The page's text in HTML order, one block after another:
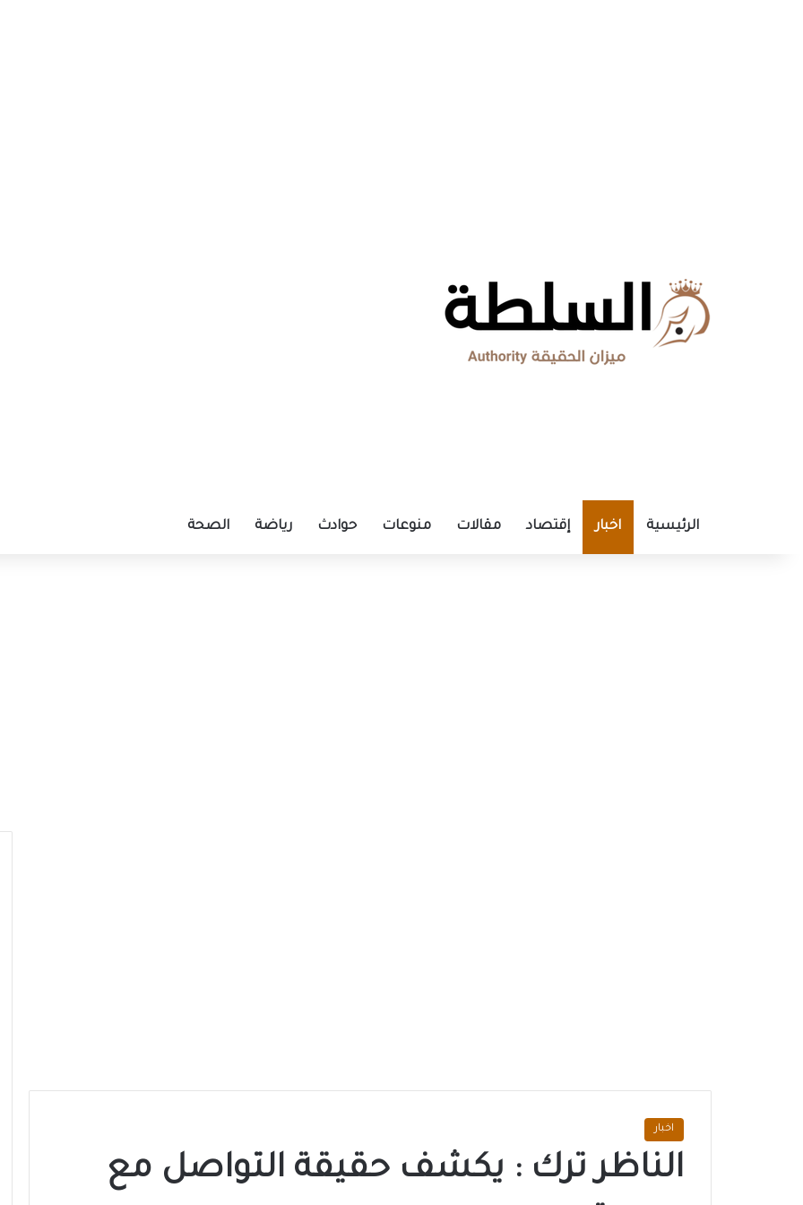
الرئيسية اخبار إقتصاد مقالات منوعات حوادث رياضة الصحة
اخبار
الناظر ترك : يكشف حقيقة التواصل مع